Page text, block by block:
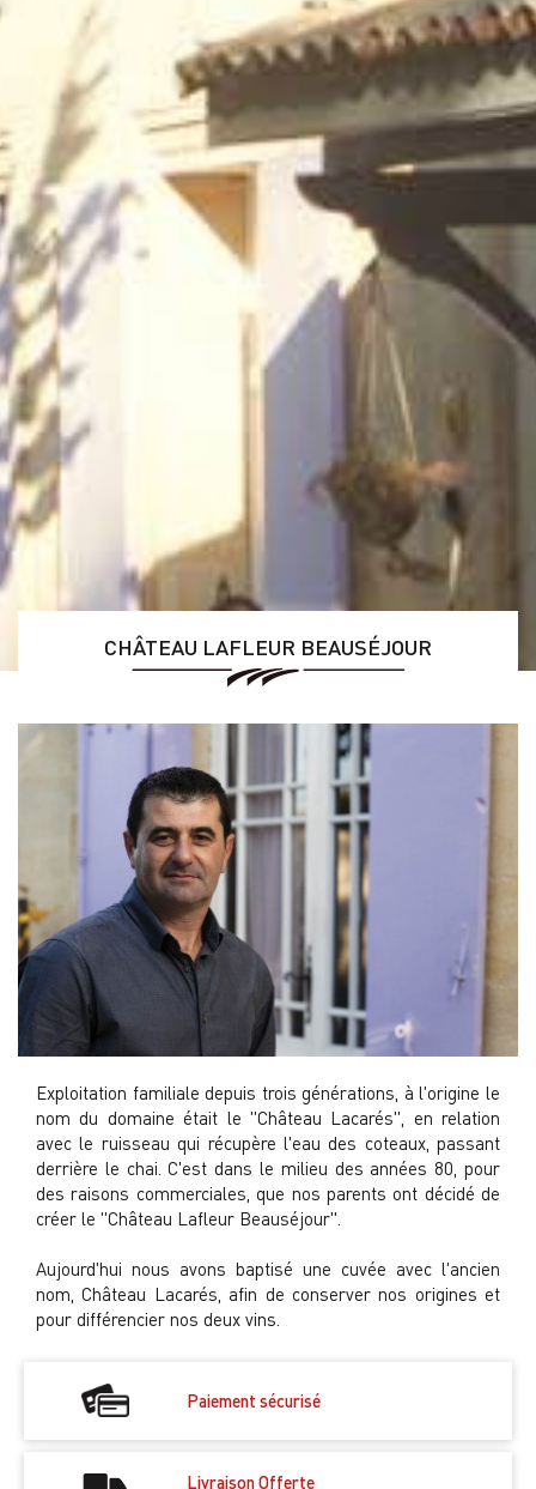
CHÂTEAU LAFLEUR BEAUSÉJOUR
Exploitation familiale depuis trois générations, à l'origine le
nom du domaine était le "Château Lacarés", en relation
avec le ruisseau qui récupère l'eau des coteaux, passant
derrière le chai. C'est dans le milieu des années 80, pour
des raisons commerciales, que nos parents ont décidé de
créer le "Château Lafleur Beauséjour".
Aujourd'hui nous avons baptisé une cuvée avec l'ancien
nom, Château Lacarés, afin de conserver nos origines et
pour différencier nos deux vins.
Paiement sécurisé
Livraison Offerte